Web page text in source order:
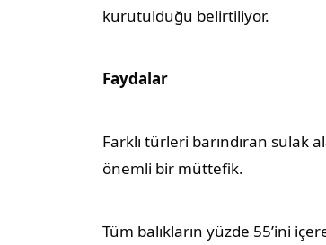
kurutulduğu belirtiliyor.
Faydalar
Farklı türleri barındıran sulak
önemli bir müttefik.
Tüm balıkların yüzde 55’ini